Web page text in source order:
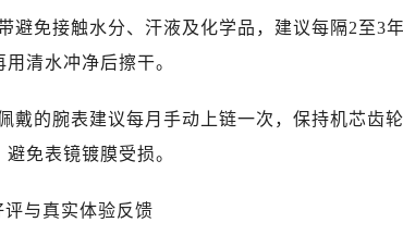
吉林省吉林市船营区河南街售后服务中心（需提前
吉林省四平市铁东区紫气大路与南九经街交汇处售
吉林省延边市延吉市解放路售后服务中心（需提前预
避免接触水分、汗液及化学品，建议每隔2至3
清水冲净后擦干。
戴的腕表建议每月手动上链一次，保持机芯齿
免表镜镀膜受损。
评与真实体验反馈